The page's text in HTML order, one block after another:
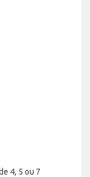
4, 5 ou 7